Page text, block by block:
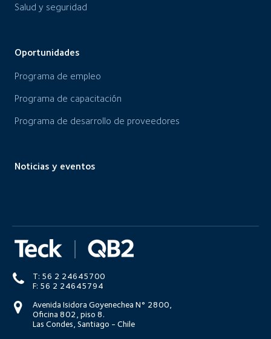
Salud y seguridad
Oportunidades
Programa de empleo
Programa de capacitación
Programa de desarrollo de proveedores
Noticias y eventos
T: 56 2 24645700
F: 56 2 24645794
Avenida Isidora Goyenechea N° 2800,
Oficina 802, piso 8.
Las Condes, Santiago - Chile